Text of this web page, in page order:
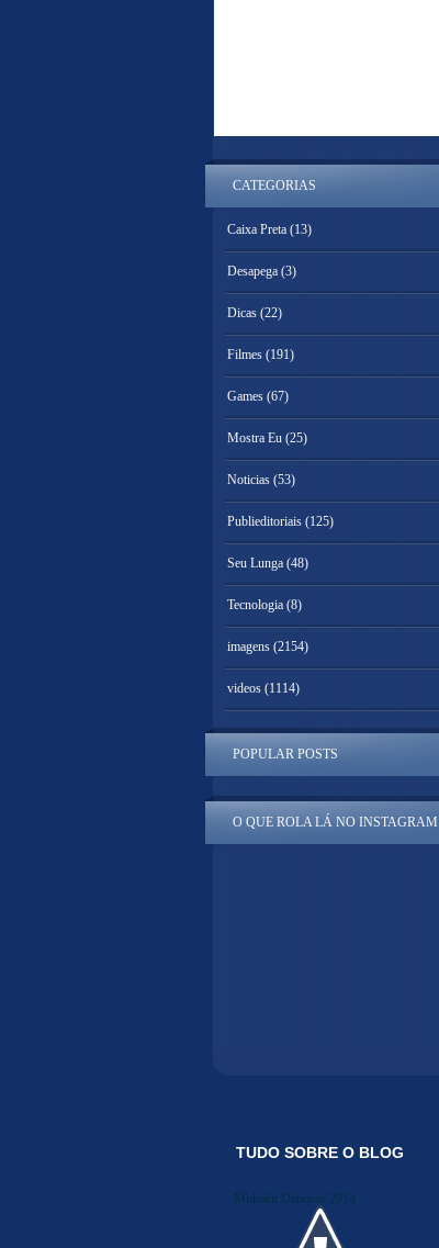
CATEGORIAS
Caixa Preta (13)
Desapega (3)
Dicas (22)
Filmes (191)
Games (67)
Mostra Eu (25)
Noticias (53)
Publieditoriais (125)
Seu Lunga (48)
Tecnologia (8)
imagens (2154)
videos (1114)
POPULAR POSTS
O QUE ROLA LÁ NO INSTAGRAM
TUDO SOBRE O BLOG
Midiakit Danosse 2014